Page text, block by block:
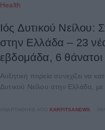
Health
Ιός Δυτικού
στην Ελλάδα – 23
εβδομάδα, 6 θάνατοι
Αυξητική πορεία συνεχίζει να
Δυτικού Νείλου στην Ελλάδα,
ΑΝΑΡΤΉΘΗΚΕ ΑΠΌ KARFITSANEWS